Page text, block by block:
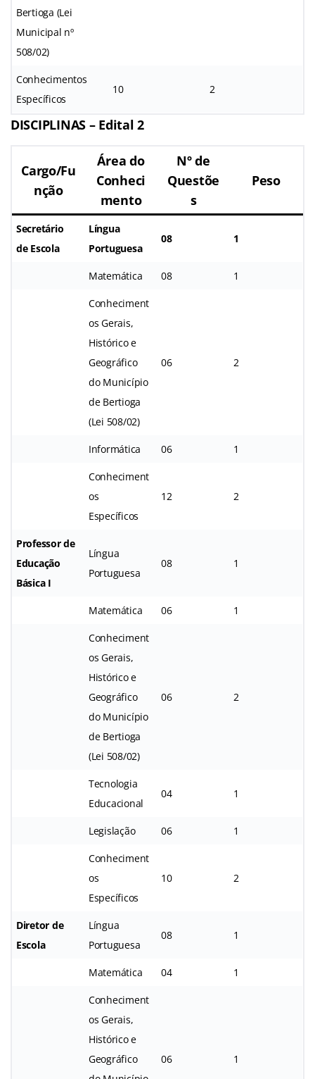
Bertioga (Lei
Municipal nº
508/02)
Conhecimentos
Específicos
10 2
DISCIPLINAS – Edital 2
Cargo/Fu
nção
Área do
Conheci
mento
Nº de
Questõe
s
Peso
Secretário
de Escola
Língua
Portuguesa
08 1
Matemática 08 1
Conheciment
os Gerais,
Histórico e
Geográfico
do Município
de Bertioga
(Lei 508/02)
06 2
Informática 06 1
Conheciment
os
Específicos
12 2
Professor de
Educação
Básica I
Língua
Portuguesa
08 1
Matemática 06 1
Conheciment
os Gerais,
Histórico e
Geográfico
do Município
de Bertioga
(Lei 508/02)
06 2
Tecnologia
Educacional
04 1
Legislação 06 1
Conheciment
os
Específicos
10 2
Diretor de
Escola
Língua
Portuguesa
08 1
Matemática 04 1
Conheciment
os Gerais,
Histórico e
Geográfico
06 1